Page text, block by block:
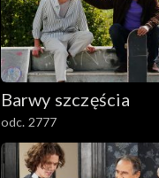
Barwy szczęścia
odc. 2777